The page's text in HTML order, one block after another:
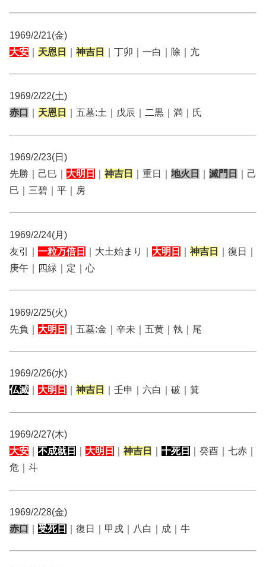
1969/2/21(金)
大安
天恩日 神吉日 ｜丁卯｜一白｜除｜亢
1969/2/22(土)
赤口
天恩日 ｜五墓:土｜戊辰｜二黒｜満｜氏
1969/2/23(日)
先勝｜己巳｜ 大明日 神吉日 ｜重日｜ 地火日 滅門日
｜己
巳｜三碧｜平｜房
1969/2/24(月)
友引｜ 一粒万倍日 ｜大土始まり｜ 大明日 神吉日
｜復日｜
庚午｜四緑｜定｜心
1969/2/25(火)
先負｜ 大明日 ｜五墓:金｜辛未｜五黄｜執｜尾
1969/2/26(水)
仏滅
大明日 神吉日 ｜壬申｜六白｜破｜箕
1969/2/27(木)
大安
不成就日 大明日 神吉日 十死日
｜癸酉｜七赤｜
危｜斗
1969/2/28(金)
赤口
受死日 ｜復日｜甲戌｜八白｜成｜牛